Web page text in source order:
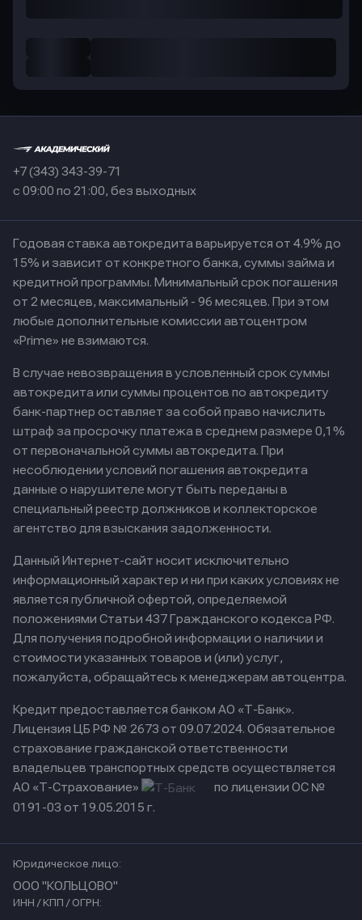
+7 (343) 343-39-71
с 09:00 по 21:00, без выходных
Годовая ставка автокредита варьируется от 4.9% до
15% и зависит от конкретного банка, суммы займа и
кредитной программы. Минимальный срок погашения
от 2 месяцев, максимальный - 96 месяцев. При этом
любые дополнительные комиссии автоцентром
«Prime» не взимаются.
В случае невозвращения в условленный срок суммы
автокредита или суммы процентов по автокредиту
банк-партнер оставляет за собой право начислить
штраф за просрочку платежа в среднем размере 0,1%
от первоначальной суммы автокредита. При
несоблюдении условий погашения автокредита
данные о нарушителе могут быть переданы в
специальный реестр должников и коллекторское
агентство для взыскания задолженности.
Данный Интернет-сайт носит исключительно
информационный характер и ни при каких условиях не
является публичной офертой, определяемой
положениями Статьи 437 Гражданского кодекса РФ.
Для получения подробной информации о наличии и
стоимости указанных товаров и (или) услуг,
пожалуйста, обращайтесь к менеджерам автоцентра.
Кредит предоставляется банком АО «Т-Банк».
Лицензия ЦБ РФ № 2673 от 09.07.2024. Обязательное
страхование гражданской ответственности
владельцев транспортных средств осуществляется
АО «Т-Страхование»
по лицензии ОС №
0191-03 от 19.05.2015 г.
Юридическое лицо:
ООО "КОЛЬЦОВО"
ИНН / КПП / ОГРН: